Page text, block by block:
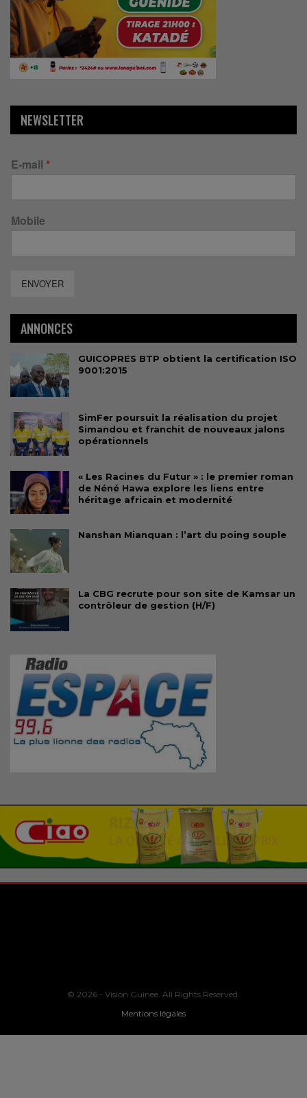
NEWSLETTER
E-mail *
Mobile
ENVOYER
ANNONCES
GUICOPRES BTP obtient la certification ISO
9001:2015
SimFer poursuit la réalisation du projet
Simandou et franchit de nouveaux jalons
opérationnels
« Les Racines du Futur » : le premier roman
de Néné Hawa explore les liens entre
héritage africain et modernité
Nanshan Mianquan : l’art du poing souple
La CBG recrute pour son site de Kamsar un
contrôleur de gestion (H/F)
© 2026 - Vision Guinee. All Rights Reserved.
Mentions légales